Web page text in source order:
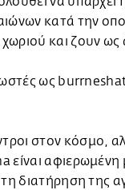
κατά την
και ζουν ως
ως
στον κόσμο,
αφιερωμένη
διατήρηση της